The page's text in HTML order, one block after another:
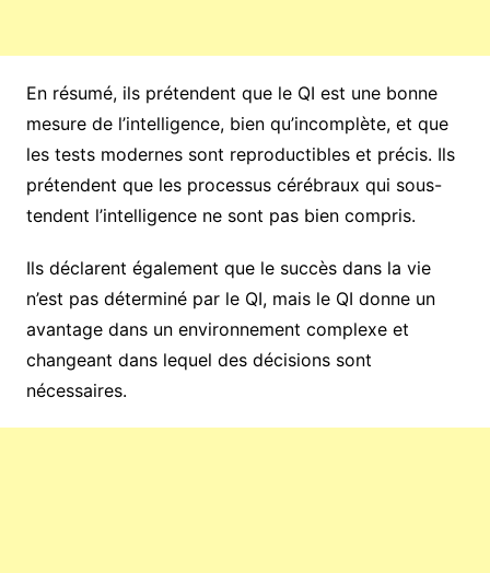
En résumé, ils prétendent que le QI est une bonne
mesure de l’intelligence, bien qu’incomplète, et que
les tests modernes sont reproductibles et précis. Ils
prétendent que les processus cérébraux qui sous-
tendent l’intelligence ne sont pas bien compris.
Ils déclarent également que le succès dans la vie
n’est pas déterminé par le QI, mais le QI donne un
avantage dans un environnement complexe et
changeant dans lequel des décisions sont
nécessaires.